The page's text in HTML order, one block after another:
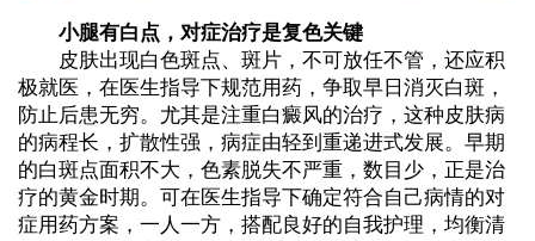
小腿有白点，对症治疗是复色关键
皮肤出现白色斑点、斑片，不可放任不管，还应积
极就医，在医生指导下规范用药，争取早日消灭白斑，
防止后患无穷。尤其是注重白癜风的治疗，这种皮肤病
的病程长，扩散性强，病症由轻到重递进式发展。早期
的白斑点面积不大，色素脱失不严重，数目少，正是治
疗的黄金时期。可在医生指导下确定符合自己病情的对
症用药方案，一人一方，搭配良好的自我护理，均衡清